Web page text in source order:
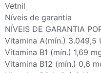
Vetnil
Níveis de garantia
NÍVEIS DE GARANTIA
Vitamina A(mín.) 3.049,5
Vitamina B1 (mín.) 1,69
Vitamina B12 (mín.) 0,6